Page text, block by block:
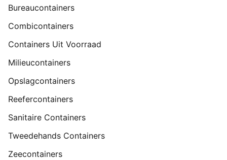
Bureaucontainers
Combicontainers
Containers Uit Voorraad
Milieucontainers
Opslagcontainers
Reefercontainers
Sanitaire Containers
Tweedehands Containers
Zeecontainers